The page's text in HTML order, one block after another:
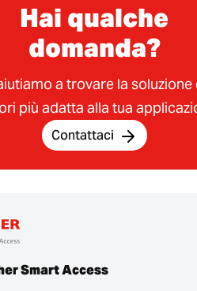
Hai qualche
domanda?
a trovare la soluzione
più adatta alla tua
Contattaci
Smart Access